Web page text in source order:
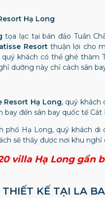
Hạ Long
tọa lạc tại bán đảo Tuần
Resortthuận lợi cho
quý khách có thể ghé
dưỡng này chỉ cách sân
Resort Hạ Long, quý khách
bay đến sân bay quốc tế
phố Hạ Long, quý khách di
sẽ thấy được nơi khu nghỉ
villa Hạ Long gần
KẾ TẠI LA